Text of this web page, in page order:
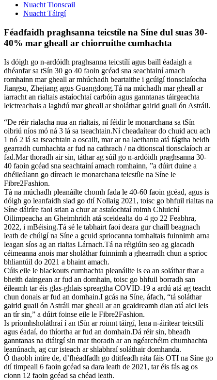
Nuacht Tionscail
Nuacht Táirgí
Féadfaidh praghsanna teicstíle na Síne dul suas 30-
40% mar gheall ar chiorruithe cumhachta
Is dóigh go n-ardóidh praghsanna teicstílí agus baill éadaigh a
dhéanfar sa tSín 30 go 40 faoin gcéad sna seachtainí amach
romhainn mar gheall ar mhúchadh beartaithe i gcúigí tionsclaíocha
Jiangsu, Zhejiang agus Guangdong.Tá na múchadh mar gheall ar
iarracht an rialtais astaíochtaí carbóin agus ganntanas táirgeachta
leictreachais a laghdú mar gheall ar sholáthar gairid guail ón Astráil.
“De réir rialacha nua an rialtais, ní féidir le monarchana sa tSín
oibriú níos mó ná 3 lá sa tseachtain.Ní cheadaítear do chuid acu ach
1 nó 2 lá sa tseachtain a oscailt, mar ar na laethanta atá fágtha beidh
gearradh cumhachta ar fud na cathrach / na dtionscal tionsclaíoch ar
fad.Mar thoradh air sin, táthar ag súil go n-ardóidh praghsanna 30-
40 faoin gcéad sna seachtainí amach romhainn, ”a dúirt duine a
dhéileálann go díreach le monarchana teicstíle na Síne le
Fibre2Fashion.
Tá na múchadh pleanáilte chomh fada le 40-60 faoin gcéad, agus is
dóigh go leanfaidh siad go dtí Nollaig 2021, toisc go bhfuil rialtas na
Síne dáiríre faoi srian a chur ar astaíochtaí roimh Chluichí
Oilimpeacha an Gheimhridh atá sceidealta do 4 go 22 Feabhra,
2022, i mBéising.Tá sé le tabhairt faoi deara gur chaill beagnach
leath de chúigí na Síne a gcuid spriocanna tomhaltais fuinnimh arna
leagan síos ag an rialtas Lárnach.Tá na réigiúin seo ag glacadh
céimeanna anois mar sholáthar fuinnimh a ghearradh chun a sprioc
bhliantúil do 2021 a bhaint amach.
Cúis eile le blackouts cumhachta pleanáilte is ea an soláthar thar a
bheith daingean ar fud an domhain, toisc go bhfuil borradh san
éileamh tar éis glas-ghlais spreagtha COVID-19 a ardú atá ag teacht
chun donais ar fud an domhain.I gcás na Síne, áfach, “tá soláthar
gairid guail ón Astráil mar gheall ar an gcaidreamh dian atá aici leis
an tír sin,” a dúirt foinse eile le Fibre2Fashion.
Is príomhsholáthraí í an tSín ar roinnt táirgí, lena n-áirítear teicstílí
agus éadaí, do thíortha ar fud an domhain.Dá réir sin, bheadh ​​
ganntanas na dtáirgí sin mar thoradh ar an ngéarchéim chumhachta
leanúnach, ag cur isteach ar shlabhraí soláthair domhanda.
Ó thaobh intíre de, d’fhéadfadh go dtitfeadh ráta fáis OTI na Síne go
dtí timpeall 6 faoin gcéad sa dara leath de 2021, tar éis fás ag os
cionn 12 faoin gcéad sa chéad leath.